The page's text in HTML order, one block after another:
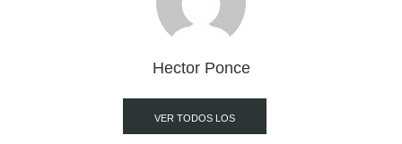
Hector Ponce
VER TODOS LOS